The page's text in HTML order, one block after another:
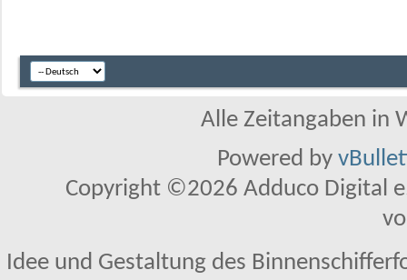
Alle Zeitangaben in
Powered by
Copyright ©2026 Adduco Digital
Idee und Gestaltung des